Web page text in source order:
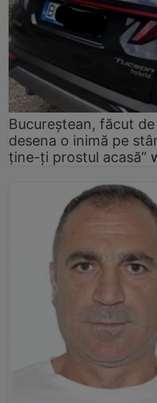
Bucureștean, făcut
desena o inimă pe
ține-ți prostul acasă”